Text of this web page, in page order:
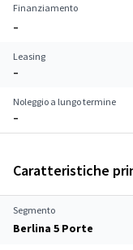
Finanziamento
–
Leasing
–
Noleggio a lungo termine
–
Caratteristiche
Segmento
Berlina 5 Porte